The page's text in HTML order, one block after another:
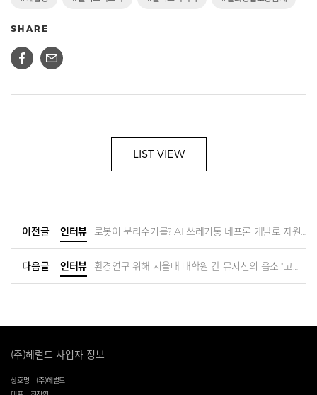
SHARE
LIST VIEW
이전글 인터뷰 로봇이 분리수거를? AI 쓰레기통 네프론 개발로 자원순환 가속화 l 김정빈 수퍼빈 대표
다음글 인터뷰 환경연구 위해 서울대 대학원 간 뮤지션의 읍소 "고기굽는 캠핑은 이제 그만.." | 노리플라이 정욱재
(주)헤럴드 사업자 정보
상호명
(주)헤럴드